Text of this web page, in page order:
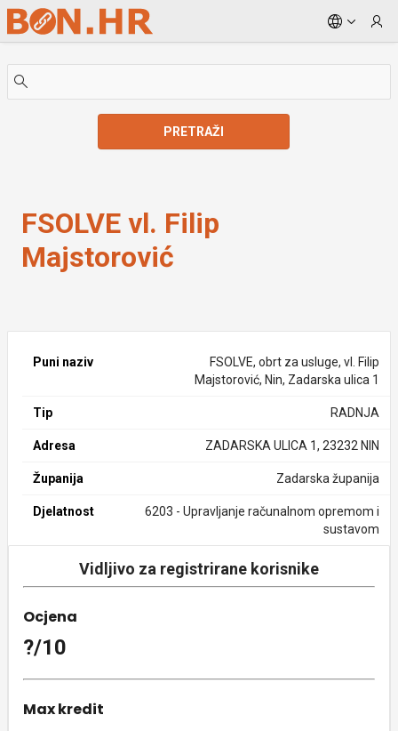
Skip to Main Content
PRETRAŽI
FSOLVE vl. Filip
Majstorović
Puni naziv
FSOLVE, obrt za usluge, vl. Filip
Majstorović, Nin, Zadarska ulica 1
Tip RADNJA
Adresa ZADARSKA ULICA 1, 23232 NIN
Županija Zadarska županija
Djelatnost
6203 - Upravljanje računalnom opremom i
sustavom
Vidljivo za registrirane korisnike
Ocjena
?/10
Max kredit